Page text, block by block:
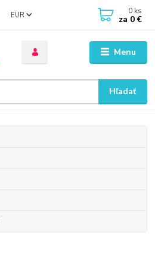
Menu
EUR
Hľadať
0 ks
za 0 €